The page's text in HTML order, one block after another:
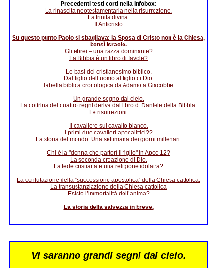
Precedenti testi corti nella Infobox:
La rinascita neotestamentaria nella risurrezione.
La trinità divina.
Il Anticristo
Su questo punto Paolo si sbagliava: la Sposa di Cristo non è la Chiesa,
bensì Israele.
Gli ebrei – una razza dominante?
La Bibbia è un libro di favole?
Le basi del cristianesimo biblico.
Dal figlio dell’uomo al figlio di Dio.
Tabella biblica cronologica da Adamo a Giacobbe.
Un grande segno dal cielo.
La dottrina dei quattro regni deriva dal libro di Daniele della Bibbia.
Le risurrezioni.
Il cavaliere sul cavallo bianco.
I primi due cavalieri apocalittici??
La storia del mondo: Una settimana dei giorni millenari.
Chi è la "donna che partorì il figlio" in Apoc 12?
La seconda creazione di Dio.
La fede cristiana è una religione idolatra?
La confutazione della "successione apostolica" della Chiesa cattolica.
La transustanziazione della Chiesa cattolica
Esiste l’immortalità dell’anima?
La storia della salvezza in breve.
Vi saranno grandi segni dal cielo.